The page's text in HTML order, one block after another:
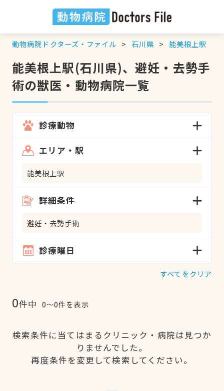
動物病院ドクターズ・ファイル 石川県 能美根上駅
能美根上駅(石川県)、避妊・去勢手
術の獣医・動物病院一覧
診療動物
エリア・駅
能美根上駅
詳細条件
避妊・去勢手術
診療曜日
すべてをクリア
0件中 0〜0件を表示
検索条件に当てはまるクリニック・病院は見つか
りませんでした。
再度条件を変更して検索してください。